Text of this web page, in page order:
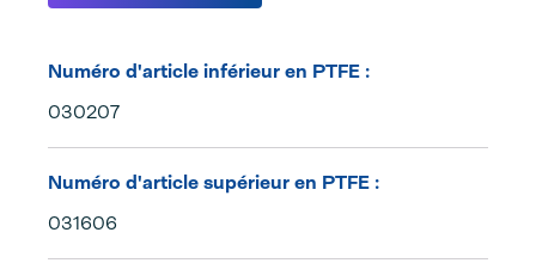
Numéro d'article inférieur en PTFE :
030207
Numéro d'article supérieur en PTFE :
031606